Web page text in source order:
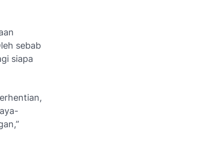
sebab
siapa